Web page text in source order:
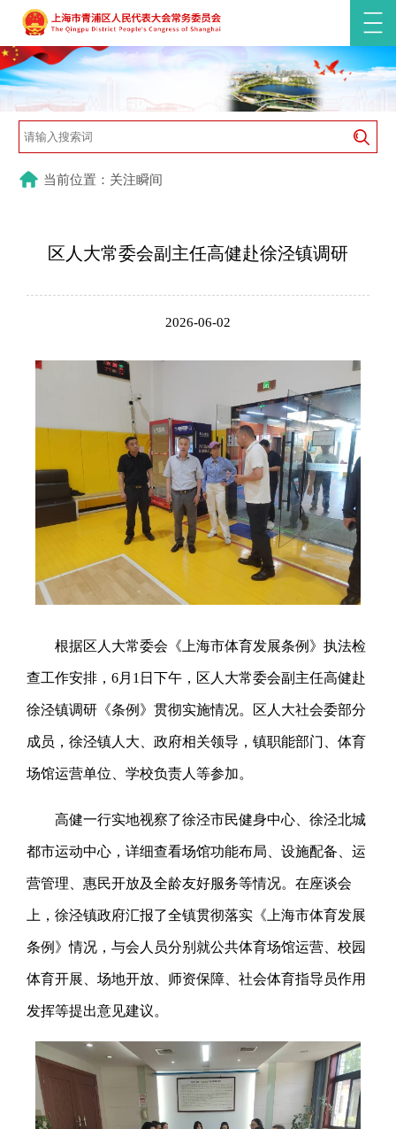
当前位置：关注瞬间
区人大常委会副主任高健赴徐泾镇调研
2026-06-02
根据区人大常委会《上海市体育发展条例》执法检
查工作安排，6月1日下午，区人大常委会副主任高健赴
徐泾镇调研《条例》贯彻实施情况。区人大社会委部分
成员，徐泾镇人大、政府相关领导，镇职能部门、体育
场馆运营单位、学校负责人等参加。
高健一行实地视察了徐泾市民健身中心、徐泾北城
都市运动中心，详细查看场馆功能布局、设施配备、运
营管理、惠民开放及全龄友好服务等情况。在座谈会
上，徐泾镇政府汇报了全镇贯彻落实《上海市体育发展
条例》情况，与会人员分别就公共体育场馆运营、校园
体育开展、场地开放、师资保障、社会体育指导员作用
发挥等提出意见建议。